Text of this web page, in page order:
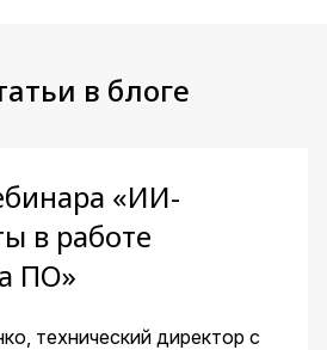
в блоге
«ИИ-
в работе
ПО»
технический директор с